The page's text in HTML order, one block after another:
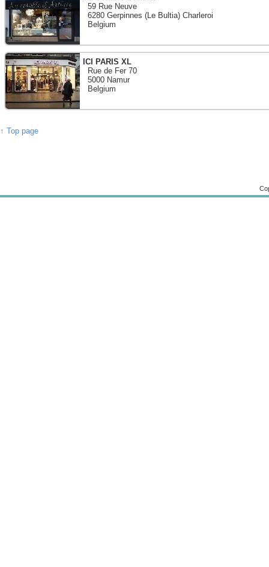
59 Rue Neuve
6280 Gerpinnes (Le Bultia) Charleroi
Belgium
ICI PARIS XL
Rue de Fer 70
5000 Namur
Belgium
↑ Top page